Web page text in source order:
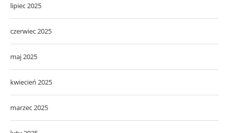
lipiec 2025
czerwiec 2025
maj 2025
kwiecień 2025
marzec 2025